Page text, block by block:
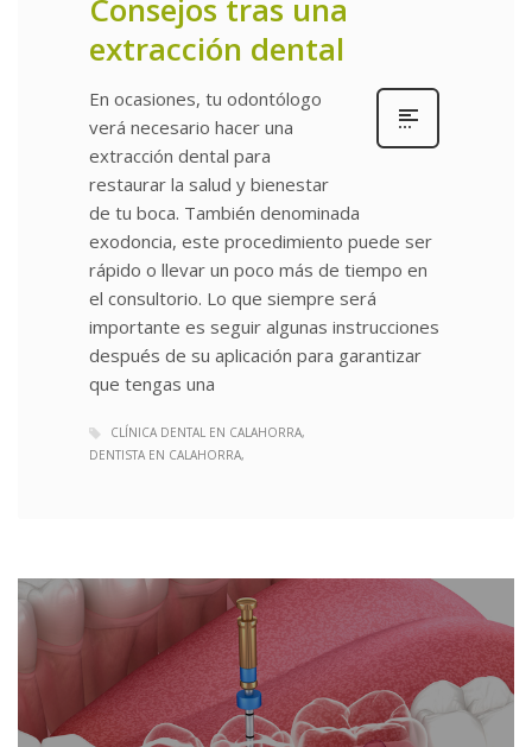
Consejos tras una
extracción dental
En ocasiones, tu odontólogo
verá necesario hacer una
extracción dental para
restaurar la salud y bienestar
de tu boca. También denominada
exodoncia, este procedimiento puede ser
rápido o llevar un poco más de tiempo en
el consultorio. Lo que siempre será
importante es seguir algunas instrucciones
después de su aplicación para garantizar
que tengas una
CLÍNICA DENTAL EN CALAHORRA
DENTISTA EN CALAHORRA